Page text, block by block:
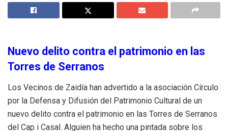
Nuevo delito contra el patrimonio en las
Torres de Serranos
Los Vecinos de Zaidía han advertido a la asociación Círculo
por la Defensa y Difusión del Patrimonio Cultural de un
nuevo delito contra el patrimonio en las Torres de Serranos
del Cap i Casal. Alguien ha hecho una pintada sobre los